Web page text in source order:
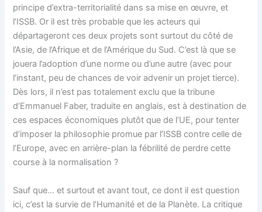
principe d’extra-territorialité dans sa mise en œuvre, et
l’ISSB. Or il est très probable que les acteurs qui
départageront ces deux projets sont surtout du côté de
l’Asie, de l’Afrique et de l’Amérique du Sud. C’est là que se
jouera l’adoption d’une norme ou d’une autre (avec pour
l’instant, peu de chances de voir advenir un projet tierce).
Dès lors, il n’est pas totalement exclu que la tribune
d’Emmanuel Faber, traduite en anglais, est à destination de
ces espaces économiques plutôt que de l’UE, pour tenter
d’imposer la philosophie promue par l’ISSB contre celle de
l’Europe, avec en arrière-plan la fébrilité de perdre cette
course à la normalisation ?
Sauf que… et surtout et avant tout, ce dont il est question
ici, c’est la survie de l’Humanité et de la Planète. La critique